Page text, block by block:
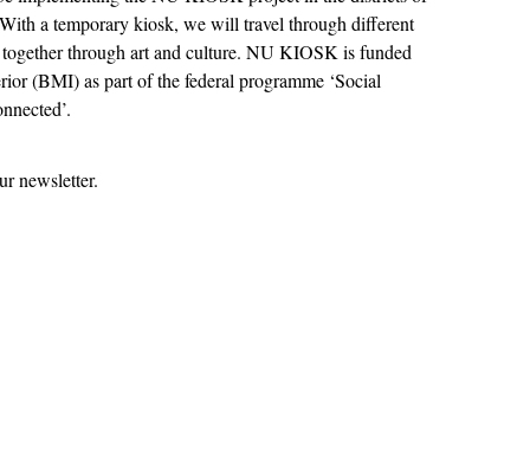
a temporary kiosk, we will travel through different
through art and culture. NU KIOSK is funded
(BMI) as part of the federal programme ‘Social
newsletter.